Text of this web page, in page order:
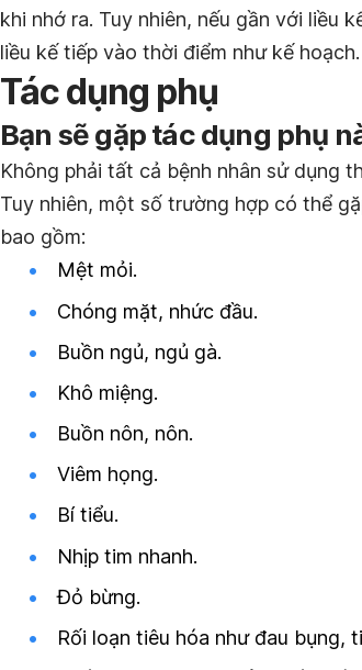
khi nhớ ra. Tuy nhiên, nếu gần với liều
liều kế tiếp vào thời điểm như kế
Tác dụng phụ
Bạn sẽ gặp tác dụng phụ
Không phải tất cả bệnh nhân sử dụng
Tuy nhiên, một số trường hợp có thể
bao gồm:
Mệt mỏi.
Chóng mặt, nhức đầu.
Buồn ngủ, ngủ gà.
Khô miệng.
Buồn nôn, nôn.
Viêm họng.
Bí tiểu.
Nhịp tim nhanh.
Đỏ bừng.
Rối loạn tiêu hóa như đau bụng,